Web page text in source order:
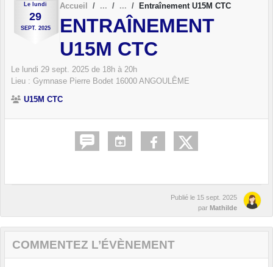
Le lundi
29
SEPT. 2025
Accueil Entraînement U15M CTC
ENTRAÎNEMENT
U15M CTC
Le lundi 29 sept. 2025 de 18h à 20h
Lieu : Gymnase Pierre Bodet 16000 ANGOULÊME
U15M CTC
Publié le 15 sept. 2025
par Mathilde
COMMENTEZ L’ÉVÈNEMENT